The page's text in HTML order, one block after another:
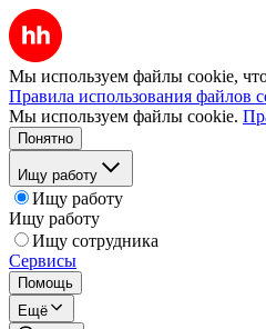
Мы используем файлы cookie,
Правила использования файлов
Мы используем файлы cookie.
Понятно
Ищу работу
Ищу работу
Ищу работу
Ищу сотрудника
Сервисы
Помощь
Ещё